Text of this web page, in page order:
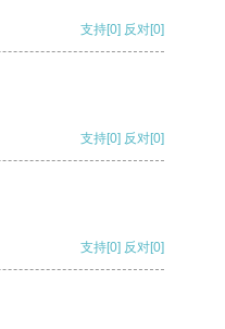
支持[0] 反对[0]
支持[0] 反对[0]
支持[0] 反对[0]